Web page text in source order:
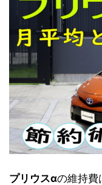
プリウスαの維持費